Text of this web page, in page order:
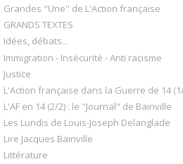
Grandes "Une" de L'Action française
GRANDS TEXTES
Idées, débats...
Immigration - Insécurité - Anti racisme
Justice
L'Action française dans la Guerre de 14
L'AF en 14 (2/2) : le "Journal" de Bainville
Les Lundis de Louis-Joseph Delanglade
Lire Jacques Bainville
Littérature